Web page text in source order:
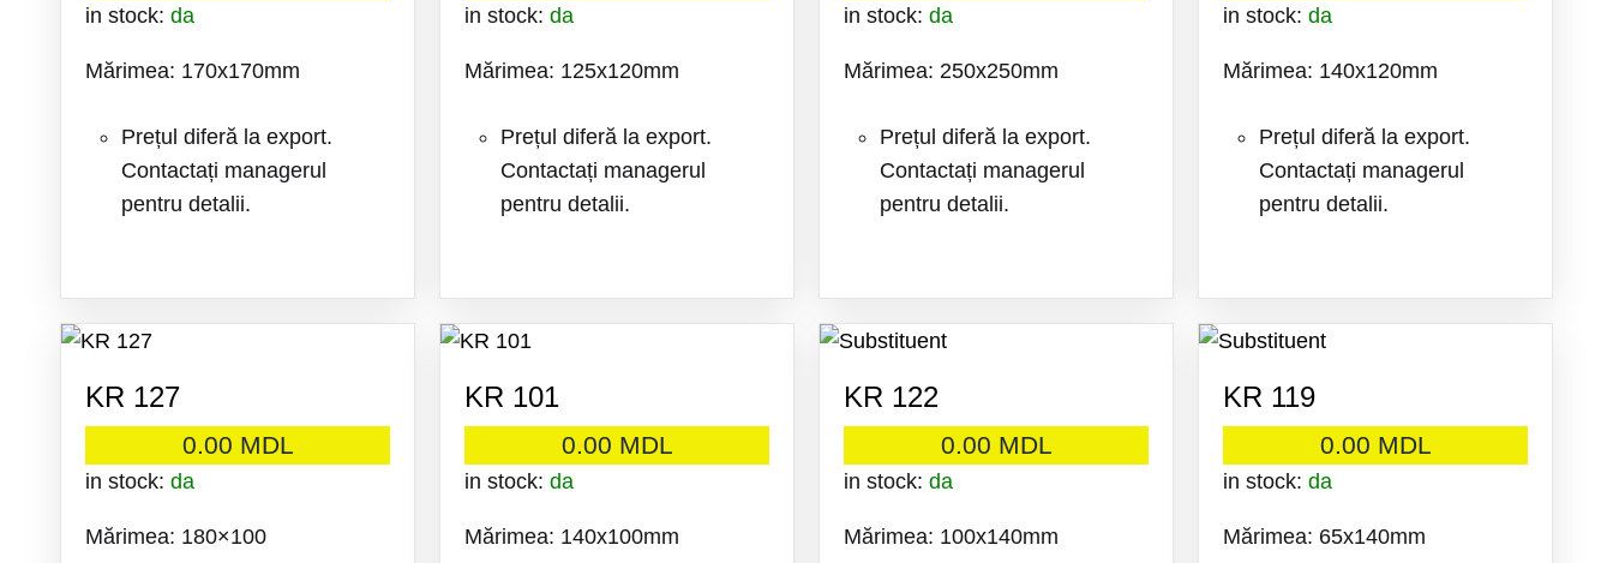
in stock: da
Mărimea: 170x170mm
Prețul diferă la export.
Contactați managerul
pentru detalii.
ADAUGA
FAVORITE
in stock: da
Mărimea: 125x120mm
Prețul diferă la export.
Contactați managerul
pentru detalii.
ADAUGA
FAVORITE
in stock: da
Mărimea: 250x250mm
Prețul diferă la export.
Contactați managerul
pentru detalii.
ADAUGA
FAVORITE
in stock: da
Mărimea: 140x120mm
Prețul diferă la export.
Contactați managerul
pentru detalii.
KR 127
0.00 MDL
in stock: da
Mărimea: 180×100
KR 101
0.00 MDL
in stock: da
Mărimea: 140x100mm
KR 122
0.00 MDL
in stock: da
Mărimea: 100x140mm
KR 119
0.00 MDL
in stock: da
Mărimea: 65x140mm